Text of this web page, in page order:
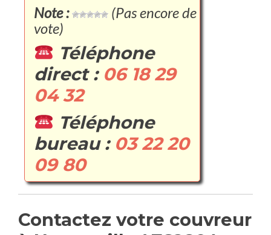
Note :
(Pas encore de
vote)
Téléphone
direct : 06 18 29
04 32
Téléphone
bureau : 03 22 20
09 80
Contactez votre couvreur